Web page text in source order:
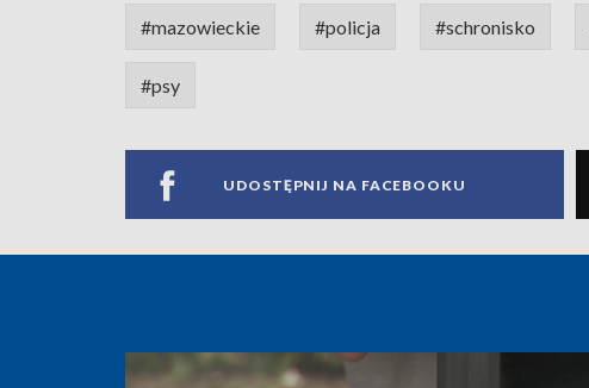
#mazowieckie #policja #schronisko
#psy
UDOSTĘPNIJ NA FACEBOOKU